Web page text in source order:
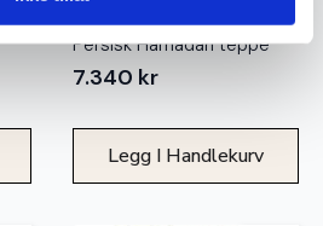
Persisk Hamadan teppe
7.340 kr
Legg I Handlekurv